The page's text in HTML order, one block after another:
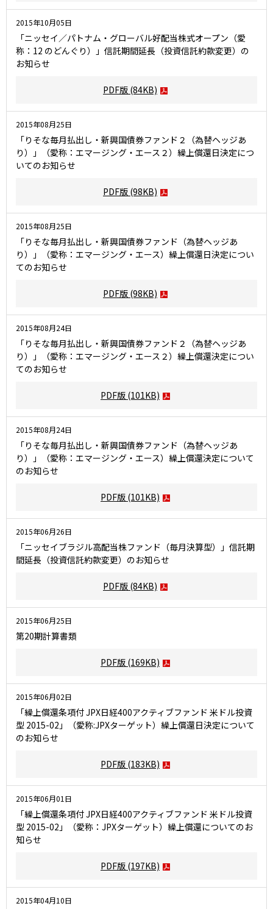
2015年10月05日
「ニッセイ／パトナム・グローバル好配当株式オープン（愛
称：12 のどんぐり）」信託期間延長（投資信託約款変更）の
お知らせ
PDF版 (84KB)
2015年08月25日
「りそな毎月払出し・新興国債券ファンド２（為替ヘッジあ
り）」（愛称：エマージング・エース２）繰上償還日決定につ
いてのお知らせ
PDF版 (98KB)
2015年08月25日
「りそな毎月払出し・新興国債券ファンド（為替ヘッジあ
り）」（愛称：エマージング・エース）繰上償還日決定につい
てのお知らせ
PDF版 (98KB)
2015年08月24日
「りそな毎月払出し・新興国債券ファンド２（為替ヘッジあ
り）」（愛称：エマージング・エース２）繰上償還決定につい
てのお知らせ
PDF版 (101KB)
2015年08月24日
「りそな毎月払出し・新興国債券ファンド（為替ヘッジあ
り）」（愛称：エマージング・エース）繰上償還決定について
のお知らせ
PDF版 (101KB)
2015年06月26日
「ニッセイブラジル高配当株ファンド（毎月決算型）」信託期
間延長（投資信託約款変更）のお知らせ
PDF版 (84KB)
2015年06月25日
第20期計算書類
PDF版 (169KB)
2015年06月02日
「繰上償還条項付 JPX日経400アクティブファンド 米ドル投資
型 2015-02」（愛称:JPXターゲット）繰上償還日決定について
のお知らせ
PDF版 (183KB)
2015年06月01日
「繰上償還条項付 JPX日経400アクティブファンド 米ドル投資
型 2015-02」（愛称：JPXターゲット）繰上償還についてのお
知らせ
PDF版 (197KB)
2015年04月10日